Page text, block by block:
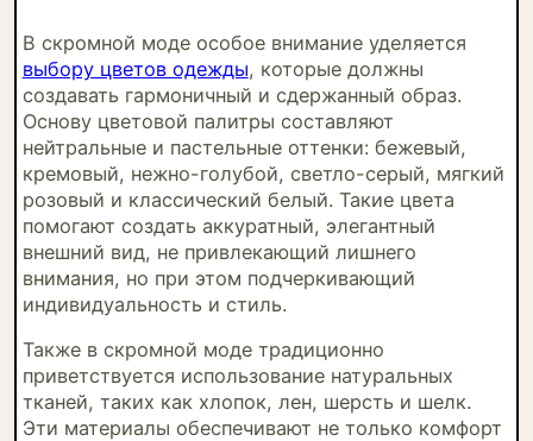
В скромной моде особое внимание уделяется
выбору цветов одежды, которые должны
создавать гармоничный и сдержанный образ.
Основу цветовой палитры составляют
нейтральные и пастельные оттенки: бежевый,
кремовый, нежно-голубой, светло-серый, мягкий
розовый и классический белый. Такие цвета
помогают создать аккуратный, элегантный
внешний вид, не привлекающий лишнего
внимания, но при этом подчеркивающий
индивидуальность и стиль.
Также в скромной моде традиционно
приветствуется использование натуральных
тканей, таких как хлопок, лен, шерсть и шелк.
Эти материалы обеспечивают не только комфорт